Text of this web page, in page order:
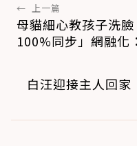
← 上一篇
母貓細心教孩子洗
100%同步」網融化
白汪迎接主人回